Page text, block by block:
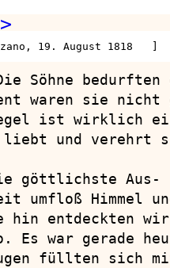
19. August 1818   ]
Söhne bedurften
waren sie
ist wirklich
und verehrt
göttlichste Aus-
umfloß Himmel
hin entdeckten
Es war gerade
füllten sich